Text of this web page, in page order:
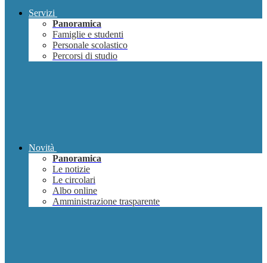
Servizi
Panoramica
Famiglie e studenti
Personale scolastico
Percorsi di studio
Novità
Panoramica
Le notizie
Le circolari
Albo online
Amministrazione trasparente